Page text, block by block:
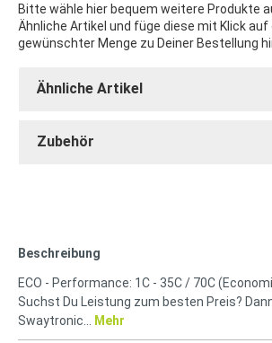
Bitte wähle hier bequem weitere Produkte
Ähnliche Artikel und füge diese mit Klick auf
gewünschter Menge zu Deiner Bestellung
Ähnliche Artikel
Zubehör
Beschreibung
ECO - Performance: 1C - 35C / 70C
Suchst Du Leistung zum besten Preis?
Swaytronic… Mehr